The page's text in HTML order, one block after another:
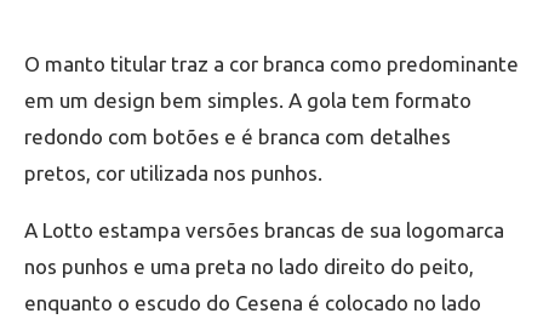
O manto titular traz a cor branca como predominante
em um design bem simples. A gola tem formato
redondo com botões e é branca com detalhes
pretos, cor utilizada nos punhos.
A Lotto estampa versões brancas de sua logomarca
nos punhos e uma preta no lado direito do peito,
enquanto o escudo do Cesena é colocado no lado